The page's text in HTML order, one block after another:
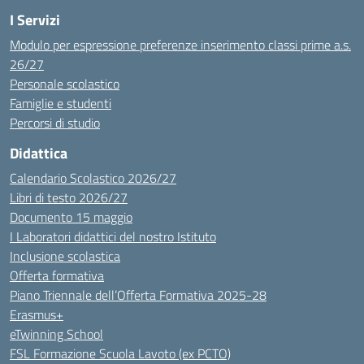
I Servizi
Modulo per espressione preferenze inserimento classi prime a.s.
26/27
Personale scolastico
Famiglie e studenti
Percorsi di studio
Didattica
Calendario Scolastico 2026/27
Libri di testo 2026/27
Documento 15 maggio
I Laboratori didattici del nostro Istituto
Inclusione scolastica
Offerta formativa
Piano Triennale dell’Offerta Formativa 2025-28
Erasmus+
eTwinning School
FSL Formazione Scuola Lavoto (ex PCTO)